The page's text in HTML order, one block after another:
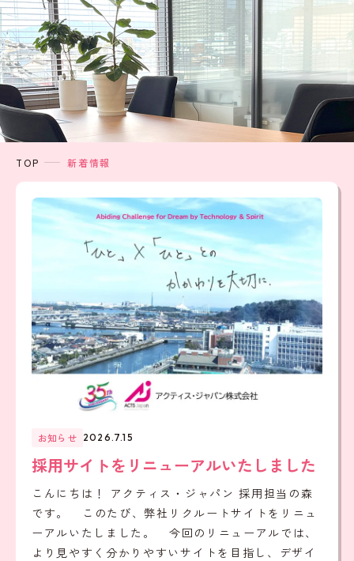
TOP 新着情報
お知らせ 2026.7.15
採用サイトをリニューアルいたしました
こんにちは！ アクティス・ジャパン 採用担当の森
です。 このたび、弊社リクルートサイトをリニュ
ーアルいたしました。 今回のリニューアルでは、
より見やすく分かりやすいサイトを目指し、デザイ